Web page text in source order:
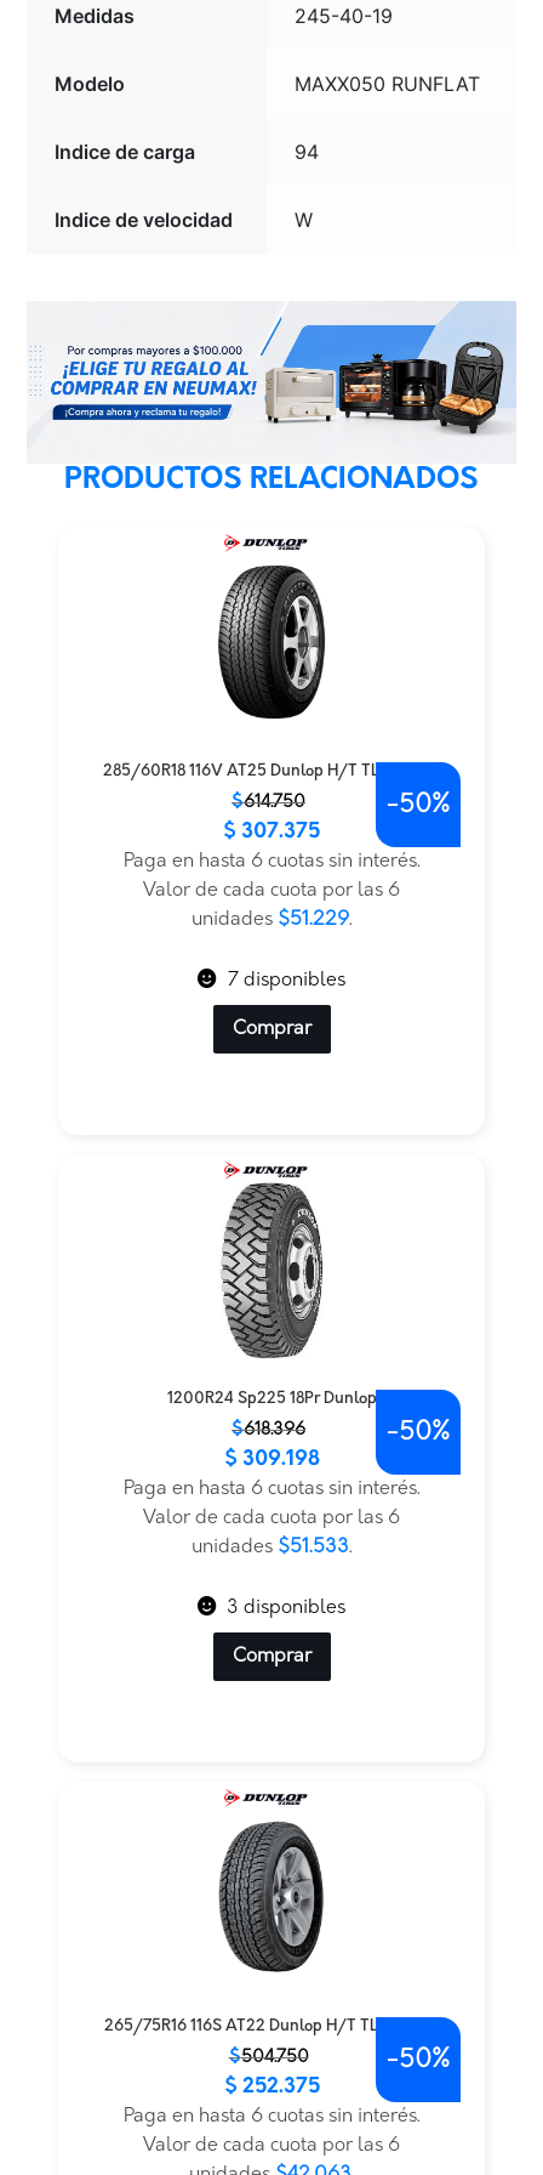
Medidas 245-40-19
Modelo MAXX050 RUNFLAT
Indice de carga 94
Indice de velocidad W
PRODUCTOS RELACIONADOS
285/60R18 116V AT25 Dunlop H/T TL BLK JAP
$614.750
original
actual
$ 307.375
Paga en hasta 6 cuotas sin interés.
Valor de cada cuota por las 6
unidades $51.229.
-50%
7 disponibles
Comprar
1200R24 Sp225 18Pr Dunlop
$618.396
original
actual
$ 309.198
Paga en hasta 6 cuotas sin interés.
Valor de cada cuota por las 6
unidades $51.533.
-50%
3 disponibles
Comprar
265/75R16 116S AT22 Dunlop H/T TL BLK JAP
$504.750
original
actual
$ 252.375
Paga en hasta 6 cuotas sin interés.
Valor de cada cuota por las 6
-50%